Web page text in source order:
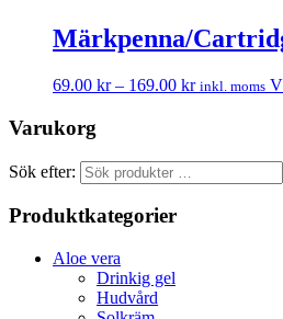
Märkpenna/
69.00 kr– 169.00 kr inkl. moms
Varukorg
Sök efter:
Produktkategorier
Aloe vera
Drinkig gel
Hudvård